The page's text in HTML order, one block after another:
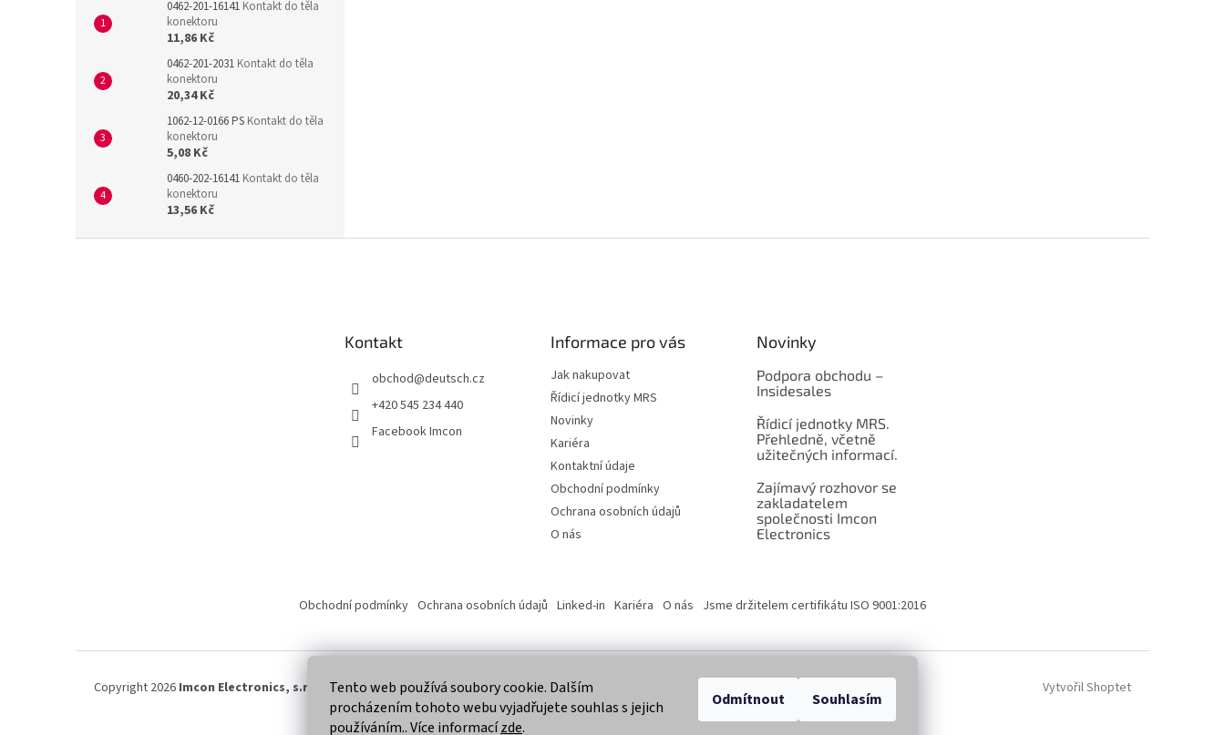
Tento web používá soubory cookie. Dalším
procházením tohoto webu vyjadřujete souhlas s jejich
používáním.. Více informacízde.
Odmítnout Souhlasím
0462-201-16141 Kontakt do těla
konektoru
11,86 Kč
0462-201-2031 Kontakt do těla
konektoru
20,34 Kč
1062-12-0166 PS Kontakt do těla
konektoru
5,08 Kč
0460-202-16141 Kontakt do těla
konektoru
13,56 Kč
Kontakt
obchod@deutsch.cz
+420 545 234 440
Facebook Imcon
Informace pro vás
Jak nakupovat
Řídicí jednotky MRS
Novinky
Kariéra
Kontaktní údaje
Obchodní podmínky
Ochrana osobních údajů
O nás
Novinky
Podpora obchodu –
Insidesales
Řídicí jednotky MRS.
Přehledně, včetně
užitečných informací.
Zajímavý rozhovor se
zakladatelem
společnosti Imcon
Electronics
Obchodní podmínky Ochrana osobních údajů Linked-in Kariéra O nás Jsme držitelem certifikátu ISO 9001:2016
Vytvořil Shoptet
Copyright 2026 Imcon Electronics, s.r.o. . Všechna práva vyhrazena.